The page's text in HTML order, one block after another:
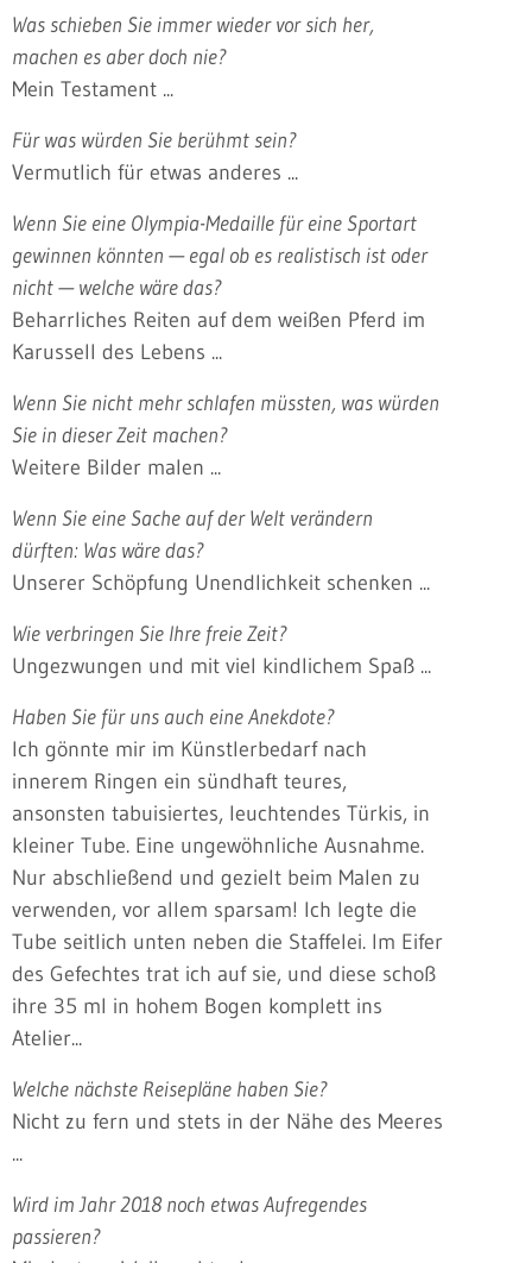
Was schieben Sie immer wieder vor sich her,
machen es aber doch nie?
Mein Testament ...
Für was würden Sie berühmt sein?
Vermutlich für etwas anderes ...
Wenn Sie eine Olympia-Medaille für eine Sportart
gewinnen könnten — egal ob es realistisch ist oder
nicht — welche wäre das?
Beharrliches Reiten auf dem weißen Pferd im
Karussell des Lebens ...
Wenn Sie nicht mehr schlafen müssten, was würden
Sie in dieser Zeit machen?
Weitere Bilder malen ...
Wenn Sie eine Sache auf der Welt verändern
dürften: Was wäre das?
Unserer Schöpfung Unendlichkeit schenken ...
Wie verbringen Sie Ihre freie Zeit?
Ungezwungen und mit viel kindlichem Spaß ...
Haben Sie für uns auch eine Anekdote?
Ich gönnte mir im Künstlerbedarf nach
innerem Ringen ein sündhaft teures,
ansonsten tabuisiertes, leuchtendes Türkis, in
kleiner Tube. Eine ungewöhnliche Ausnahme.
Nur abschließend und gezielt beim Malen zu
verwenden, vor allem sparsam! Ich legte die
Tube seitlich unten neben die Staffelei. Im Eifer
des Gefechtes trat ich auf sie, und diese schoß
ihre 35 ml in hohem Bogen komplett ins
Atelier...
Welche nächste Reisepläne haben Sie?
Nicht zu fern und stets in der Nähe des Meeres
...
Wird im Jahr 2018 noch etwas Aufregendes
passieren?